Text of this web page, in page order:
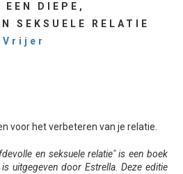
DIEPE,
SEKSUELE RELATIE
voor het verbeteren van je relatie.
en seksuele relatie" is een boek
uitgegeven door Estrella. Deze editie